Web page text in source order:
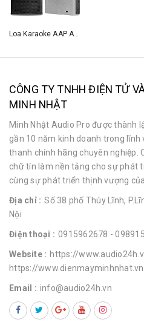
Loa Karaoke AAP Audio KP055
CÔNG TY TNHH ĐIỆN TỬ
MINH NHẬT
Minh Nhật Audio Pro được thành
gần 10 năm kinh doanh trong lĩnh
thanh chính hãng chuyên nghiệp.
chữ tín làm nền tảng cho sự phát
cùng sự phát triển thịnh vượng
Địa chỉ : Số 38 phố Thúy Lĩnh,
Nội
Điện thoại : 0915962678 -
Website : https://
https://www.dienmayminhnhat.vn
Email : info@audio24h.vn